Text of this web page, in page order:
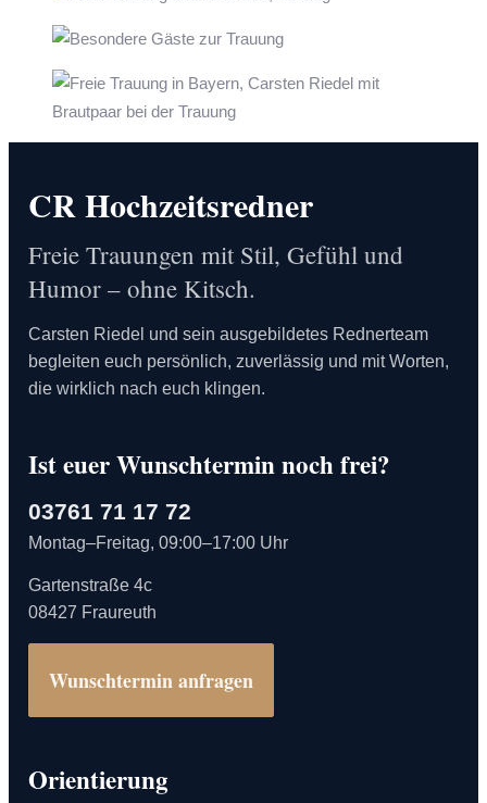
CR Hochzeitsredner
Freie Trauungen mit Stil, Gefühl und
Humor – ohne Kitsch.
Carsten Riedel und sein ausgebildetes Rednerteam
begleiten euch persönlich, zuverlässig und mit Worten,
die wirklich nach euch klingen.
Ist euer Wunschtermin noch frei?
03761 71 17 72
Montag–Freitag, 09:00–17:00 Uhr
Gartenstraße 4c
08427 Fraureuth
Wunschtermin anfragen
Orientierung